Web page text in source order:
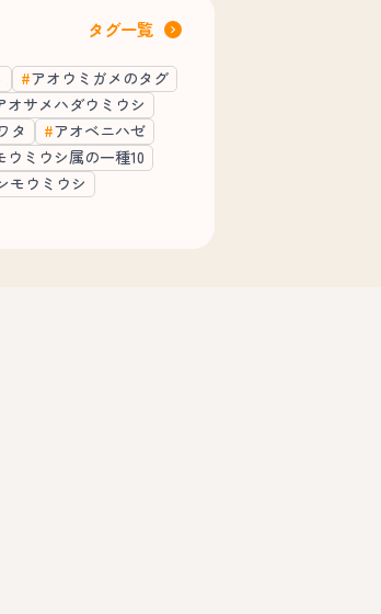
タグ一覧
アオウミガメのタグ
オサメハダウミウシ
タ
アオベニハゼ
ウミウシ属の一種10
モウミウシ